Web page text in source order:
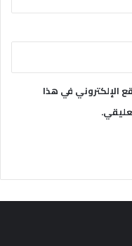
الإلكتروني في هذا